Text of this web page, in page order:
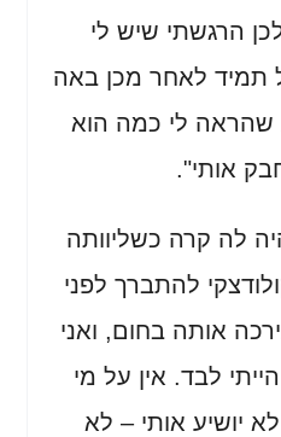
הרגשתי שיש לי
תמיד לאחר מכן באה
לי כמה הוא
אותי".
לה קרה כשליוותה
להתברך לפני
אותה בחום, ואני
לבד. אין על מי
יושיע אותי – לא